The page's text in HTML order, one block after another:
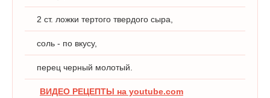
2 ст. ложки тертого твердого сыра,
соль - по вкусу,
перец черный молотый.
ВИДЕО РЕЦЕПТЫ на youtube.com